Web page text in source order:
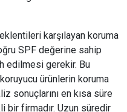
karşılayan koruma
SPF değerine sahip
edilmesi gerekir. Bu
ürünlerin koruma
sonuçlarını en kısa süre
bir firmadır. Uzun süredir